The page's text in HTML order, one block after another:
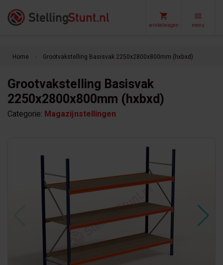
winkelwagen menu
Home keyboard_arrow_right Grootvakstelling Basisvak 2250x2800x800mm (hxbxd)
Grootvakstelling Basisvak
2250x2800x800mm (hxbxd)
Categorie: Magazijnstellingen